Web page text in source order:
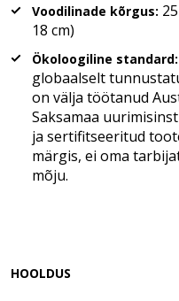
Voodilinade kõrgus:
18 cm)
Ökoloogiline standard:
globaalselt
on välja töötanud
Saksamaa
ja sertifitseeritud
märgis, ei oma
mõju.
HOOLDUS